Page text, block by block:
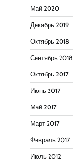
Май 2020
Декабрь 2019
Октябрь 2018
Сентябрь 2018
Октябрь 2017
Июнь 2017
Май 2017
Март 2017
Февраль 2017
Июль 2012